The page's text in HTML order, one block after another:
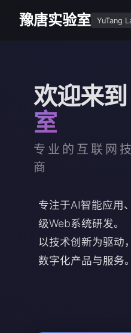
豫唐实验室 YuTang
欢迎来到
室
专业的互联网
商
专注于AI智能应用
级Web系统研发。
以技术创新为驱动
数字化产品与服务。